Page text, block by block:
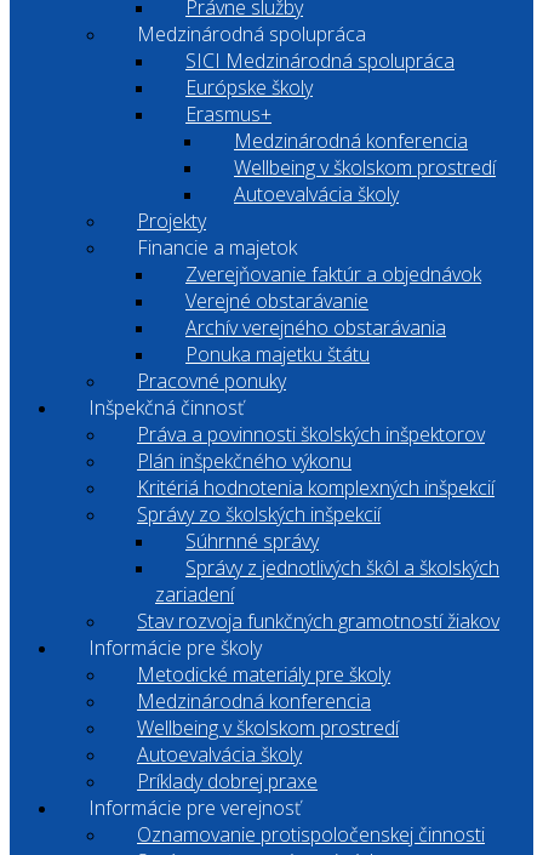
Právne služby
Medzinárodná spolupráca
SICI Medzinárodná spolupráca
Európske školy
Erasmus+
Medzinárodná konferencia
Wellbeing v školskom prostredí
Autoevalvácia školy
Projekty
Financie a majetok
Zverejňovanie faktúr a objednávok
Verejné obstarávanie
Archív verejného obstarávania
Ponuka majetku štátu
Pracovné ponuky
Inšpekčná činnosť
Práva a povinnosti školských inšpektorov
Plán inšpekčného výkonu
Kritériá hodnotenia komplexných inšpekcií
Správy zo školských inšpekcií
Súhrnné správy
Správy z jednotlivých škôl a školských
zariadení
Stav rozvoja funkčných gramotností žiakov
Informácie pre školy
Metodické materiály pre školy
Medzinárodná konferencia
Wellbeing v školskom prostredí
Autoevalvácia školy
Príklady dobrej praxe
Informácie pre verejnosť
Oznamovanie protispoločenskej činnosti